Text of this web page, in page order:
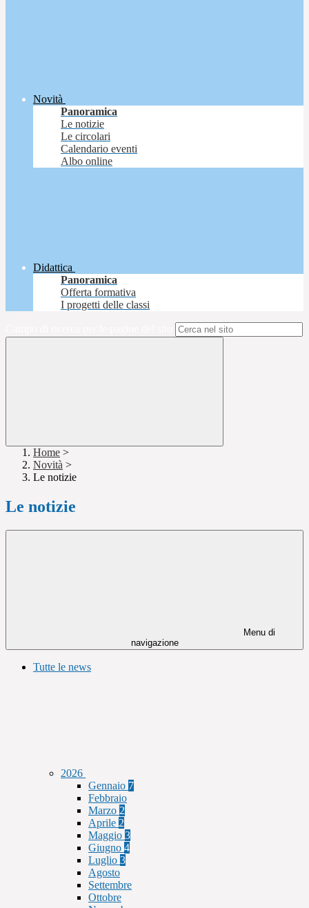
Novità
Panoramica
Le notizie
Le circolari
Calendario eventi
Albo online
Didattica
Panoramica
Offerta formativa
I progetti delle classi
Home >
Novità >
Le notizie
Le notizie
Menu di
navigazione
Tutte le news
2026
Gennaio 7
Febbraio
Marzo 2
Aprile 2
Maggio 3
Giugno 4
Luglio 3
Agosto
Settembre
Ottobre